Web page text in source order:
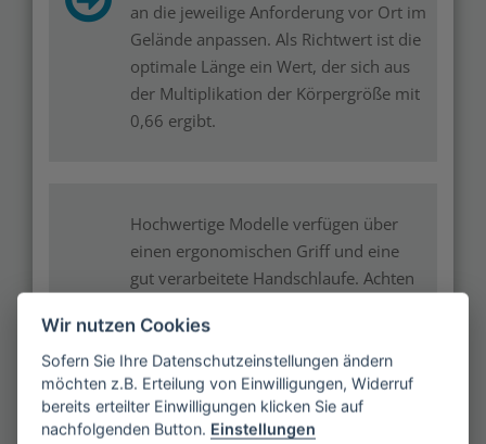
an die jeweilige Anforderung vor Ort im
Gelände anpassen. Als Richtwert ist die
optimale Länge ein Wert, der sich aus
der Multiplikation der Körpergröße mit
0,66 ergibt.
Hochwertige Modelle verfügen über
einen ergonomischen Griff und eine
gut verarbeitete Handschlaufe. Achten
Shock-Systems. Dieses entlastet
zusätzlich die Gelenke des Körpers und
schützt Sie vor unerwartet harten
Stößen.
Wir nutzen Cookies
Sofern Sie Ihre Datenschutzeinstellungen ändern
möchten z.B. Erteilung von Einwilligungen, Widerruf
bereits erteilter Einwilligungen klicken Sie auf
nachfolgenden Button. Einstellungen